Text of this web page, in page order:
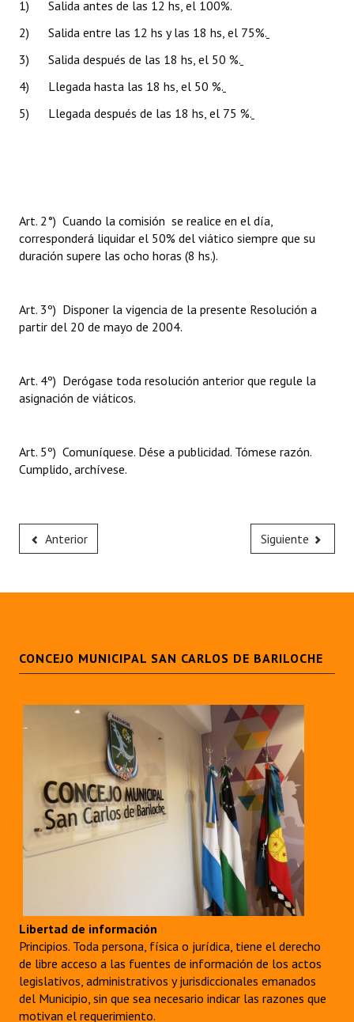
Antiguos Pobladores - Registro
Reconocimientos - Registro
Bariloche, Municipio intercultural
1) Salida antes de las 12 hs, el 100%.
2) Salida entre las 12 hs y las 18 hs, el 75%.
3) Salida después de las 18 hs, el 50 %.
4) Llegada hasta las 18 hs, el 50 %.
5) Llegada después de las 18 hs, el 75 %.
Art. 2°) Cuando la comisión se realice en el día,
corresponderá liquidar el 50% del viático siempre que su
duración supere las ocho horas (8 hs.).
Art. 3º) Disponer la vigencia de la presente Resolución a
partir del 20 de mayo de 2004.
Art. 4º) Derógase toda resolución anterior que regule la
asignación de viáticos.
Art. 5º) Comuníquese. Dése a publicidad. Tómese razón.
Cumplido, archívese.
Anterior Siguiente
CONCEJO MUNICIPAL SAN CARLOS DE BARILOCHE
Libertad de información
Principios. Toda persona, física o jurídica, tiene el derecho
de libre acceso a las fuentes de información de los actos
legislativos, administrativos y jurisdiccionales emanados
del Municipio, sin que sea necesario indicar las razones que
motivan el requerimiento.